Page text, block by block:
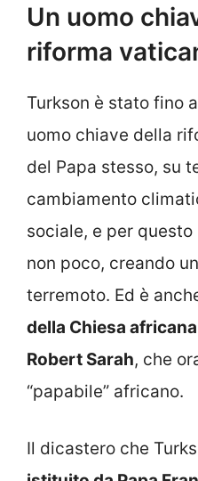
Un uomo
riforma
Turkson è stato fino
uomo chiave della
del Papa stesso, su
cambiamento
sociale, e per
non poco, creando
terremoto. Ed è
della Chiesa
Robert Sarah, che
“papabile” africano.
Il dicastero che